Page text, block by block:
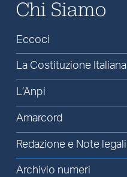
Chi Siamo
Eccoci
La Costituzione Italiana
L’Anpi
Amarcord
Redazione e Note legali
Archivio numeri